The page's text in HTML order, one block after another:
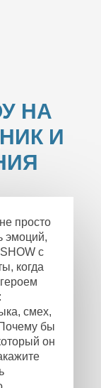
НА
И
просто
эмоций,
с
когда
смех,
Почему бы
он